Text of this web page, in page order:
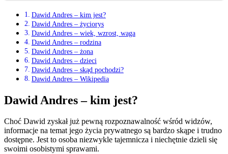
Dawid Andres – kim jest?
Dawid Andres – życiorys
Dawid Andres – wiek, wzrost, waga
Dawid Andres – rodzina
Dawid Andres – żona
Dawid Andres – dzieci
Dawid Andres – skąd pochodzi?
Dawid Andres – Wikipedia
Dawid Andres – kim jest?
Choć Dawid zyskał już pewną rozpoznawalność wśród widzów,
informacje na temat jego życia prywatnego są bardzo skąpe i trudno
dostępne. Jest to osoba niezwykle tajemnicza i niechętnie dzieli się
swoimi osobistymi sprawami.